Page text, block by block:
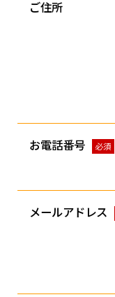
ご住所
お電話番号 必須
メールアドレス